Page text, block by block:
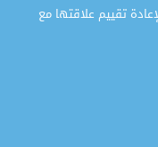
تقييم علاقتها مع